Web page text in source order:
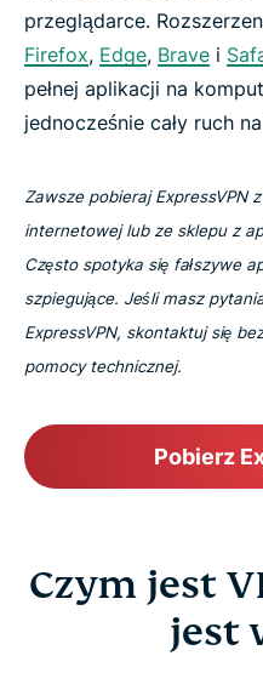
przeglądarce.
Firefox, Edge, Brave i
pełnej aplikacji na
jednocześnie cały ruch
Zawsze pobieraj ExpressVPN
internetowej lub ze sklepu z
Często spotyka się fałszywe
szpiegujące. Jeśli masz
ExpressVPN, skontaktuj się
pomocy technicznej.
Pobierz
Czym jest
jest